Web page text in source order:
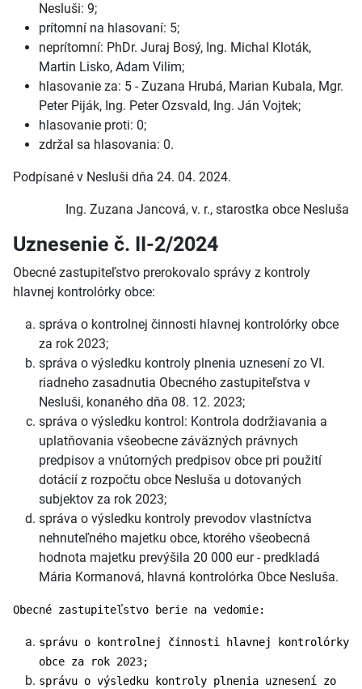
Nesluši: 9;
prítomní na hlasovaní: 5;
neprítomní: PhDr. Juraj Bosý, Ing. Michal Kloták,
Martin Lisko, Adam Vilim;
hlasovanie za: 5 - Zuzana Hrubá, Marian Kubala, Mgr.
Peter Piják, Ing. Peter Ozsvald, Ing. Ján Vojtek;
hlasovanie proti: 0;
zdržal sa hlasovania: 0.
Podpísané v Nesluši dňa 24. 04. 2024.
Ing. Zuzana Jancová, v. r., starostka obce Nesluša
Uznesenie č. II-2/2024
Obecné zastupiteľstvo prerokovalo správy z kontroly
hlavnej kontrolórky obce:
správa o kontrolnej činnosti hlavnej kontrolórky obce
za rok 2023;
správa o výsledku kontroly plnenia uznesení zo VI.
riadneho zasadnutia Obecného zastupiteľstva v
Nesluši, konaného dňa 08. 12. 2023;
správa o výsledku kontrol: Kontrola dodržiavania a
uplatňovania všeobecne záväzných právnych
predpisov a vnútorných predpisov obce pri použití
dotácií z rozpočtu obce Nesluša u dotovaných
subjektov za rok 2023;
správa o výsledku kontroly prevodov vlastníctva
nehnuteľného majetku obce, ktorého všeobecná
hodnota majetku prevýšila 20 000 eur - predkladá
Mária Kormanová, hlavná kontrolórka Obce Nesluša.
Obecné zastupiteľstvo berie na vedomie:
správu o kontrolnej činnosti hlavnej kontrolórky
obce za rok 2023;
správu o výsledku kontroly plnenia uznesení zo